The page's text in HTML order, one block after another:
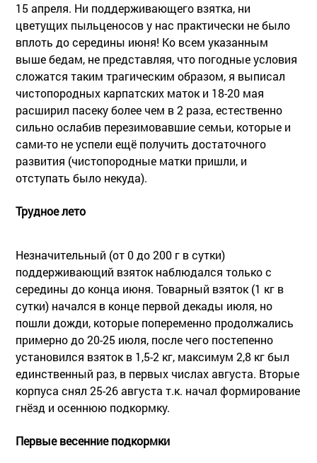
15 апреля. Ни поддерживающего взятка, ни
цветущих пыльценосов у нас практически не было
вплоть до середины июня! Ко всем указанным
выше бедам, не представляя, что погодные условия
сложатся таким трагическим образом, я выписал
чистопородных карпатских маток и 18-20 мая
расширил пасеку более чем в 2 раза, естественно
сильно ослабив перезимовавшие семьи, которые и
сами-то не успели ещё получить достаточного
развития (чистопородные матки пришли, и
отступать было некуда).
Трудное лето
Незначительный (от 0 до 200 г в сутки)
поддерживающий взяток наблюдался только с
середины до конца июня. Товарный взяток (1 кг в
сутки) начался в конце первой декады июля, но
пошли дожди, которые попеременно продолжались
примерно до 20-25 июля, после чего постепенно
установился взяток в 1,5-2 кг, максимум 2,8 кг был
единственный раз, в первых числах августа. Вторые
корпуса снял 25-26 августа т.к. начал формирование
гнёзд и осеннюю подкормку.
Первые весенние подкормки